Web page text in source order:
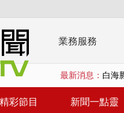
業務服務
最新消息：
漢光
精彩節目 新聞一點靈